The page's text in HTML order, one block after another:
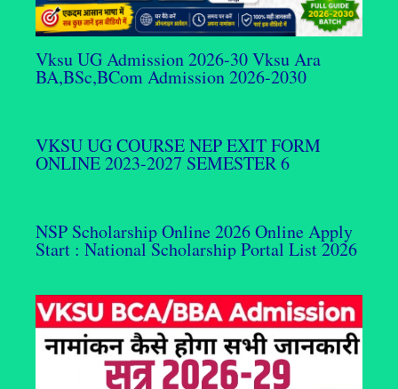
Vksu UG Admission 2026-30 Vksu Ara
BA,BSc,BCom Admission 2026-2030
VKSU UG COURSE NEP EXIT FORM
ONLINE 2023-2027 SEMESTER 6
NSP Scholarship Online 2026 Online Apply
Start : National Scholarship Portal List 2026